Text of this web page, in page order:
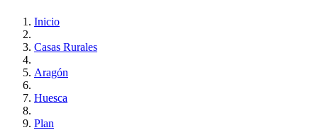
Inicio
Casas Rurales
Aragón
Huesca
Plan